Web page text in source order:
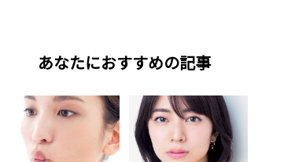
あなたにおすすめの記事